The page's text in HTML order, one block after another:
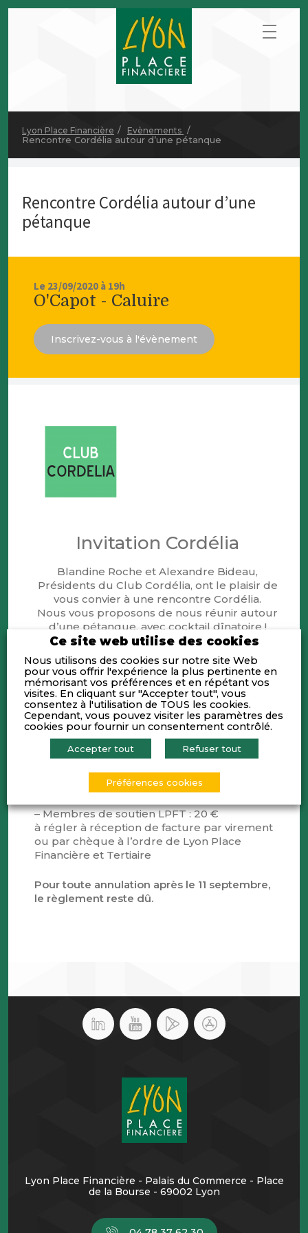
Lyon Place Financière Evènements
Rencontre Cordélia autour d’une pétanque
Rencontre Cordélia autour d’une
pétanque
Le 23/09/2020 à 19h
O'Capot - Caluire
Inscrivez-vous à l'évènement
Invitation Cordélia
Blandine Roche et Alexandre Bideau,
Présidents du Club Cordélia, ont le plaisir de
vous convier à une rencontre Cordélia.
Nous vous proposons de nous réunir autour
d’une pétanque, avec cocktail dînatoire !
Tarif :
– Membres de soutien LPFT : 20 €
à régler à réception de facture par virement
ou par chèque à l’ordre de Lyon Place
Financière et Tertiaire
Pour toute annulation après le 11 septembre,
le règlement reste dû.
Lyon Place Financière - Palais du Commerce - Place
de la Bourse - 69002 Lyon
Ce site web utilise des cookies
Nous utilisons des cookies sur notre site Web
pour vous offrir l'expérience la plus pertinente en
mémorisant vos préférences et en répétant vos
visites. En cliquant sur "Accepter tout", vous
consentez à l'utilisation de TOUS les cookies.
Cependant, vous pouvez visiter les paramètres des
cookies pour fournir un consentement contrôlé.
Accepter tout Refuser tout
Préférences cookies